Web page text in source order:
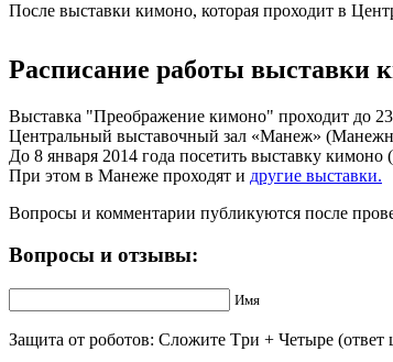
После выставки кимоно, которая проходит в
Расписание работы выставки
Выставка "Преображение кимоно" проходит до 23
Центральный выставочный зал «Манеж»
До 8 января 2014 года посетить выставку
При этом в Манеже проходят и другие выставки.
Вопросы и комментарии публикуются после
Вопросы и отзывы:
Имя
Защита от роботов: Сложите Тpи + Чeтыpe (ответ